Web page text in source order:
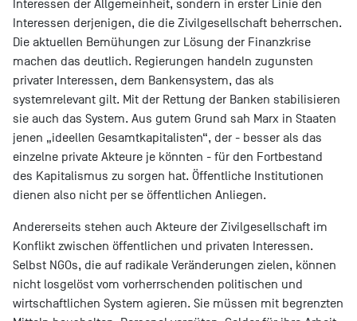
Interessen der Allgemeinheit, sondern in erster Linie den
Interessen derjenigen, die die Zivilgesellschaft beherrschen.
Die aktuellen Bemühungen zur Lösung der Finanzkrise
machen das deutlich. Regierungen handeln zugunsten
privater Interessen, dem Bankensystem, das als
systemrelevant gilt. Mit der Rettung der Banken stabilisieren
sie auch das System. Aus gutem Grund sah Marx in Staaten
jenen „ideellen Gesamtkapitalisten“, der - besser als das
einzelne private Akteure je könnten - für den Fortbestand
des Kapitalismus zu sorgen hat. Öffentliche Institutionen
dienen also nicht per se öffentlichen Anliegen.
Andererseits stehen auch Akteure der Zivilgesellschaft im
Konflikt zwischen öffentlichen und privaten Interessen.
Selbst NGOs, die auf radikale Veränderungen zielen, können
nicht losgelöst vom vorherrschenden politischen und
wirtschaftlichen System agieren. Sie müssen mit begrenzten